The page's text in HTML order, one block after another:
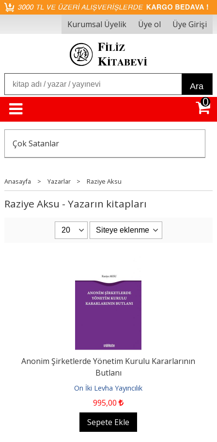
Kurumsal Üyelik Üye ol Üye Girişi
Ara
0
Çok Satanlar
Anasayfa > Yazarlar > Raziye Aksu
Raziye Aksu - Yazarın kitapları
Anonim Şirketlerde Yönetim Kurulu Kararlarının
Butlanı
On İki Levha Yayıncılık
995,00
Sepete Ekle